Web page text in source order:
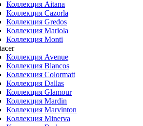
Коллекция Aitana
Коллекция Cazorla
Коллекция Gredos
Коллекция Mariola
Коллекция Monti
Коллекция Avenue
Коллекция Blancos
Коллекция Colormatt
Коллекция Dallas
Коллекция Glamour
Коллекция Mardin
Коллекция Marvinton
Коллекция Minerva